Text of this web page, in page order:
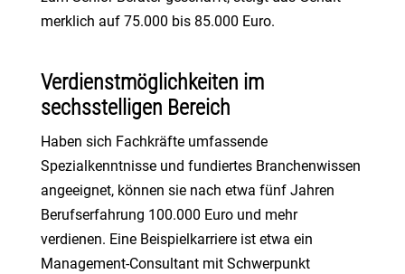
merklich auf 75.000 bis 85.000 Euro.
Verdienstmöglichkeiten im
sechsstelligen Bereich
Haben sich Fachkräfte umfassende
Spezialkenntnisse und fundiertes Branchenwissen
angeeignet, können sie nach etwa fünf Jahren
Berufserfahrung 100.000 Euro und mehr
verdienen. Eine Beispielkarriere ist etwa ein
Management-Consultant mit Schwerpunkt